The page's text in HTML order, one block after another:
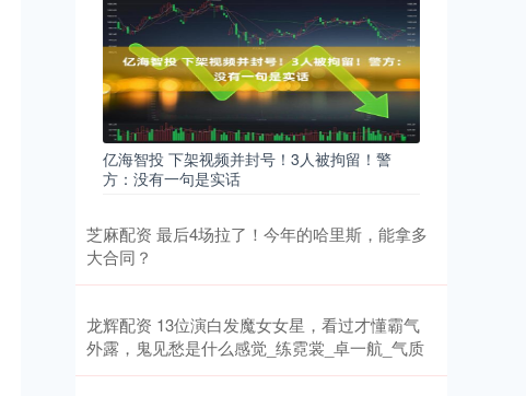
亿海智投 下架视频并封号！3人被拘留！警
方：没有一句是实话
芝麻配资 最后4场拉了！今年的哈里斯，能拿多
大合同？
龙辉配资 13位演白发魔女女星，看过才懂霸气
外露，鬼见愁是什么感觉_练霓裳_卓一航_气质